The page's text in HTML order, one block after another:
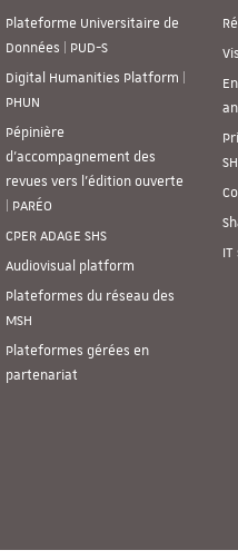
Plateforme Universitaire de
Données | PUD-S
Digital Humanities Platform |
PHUN
Pépinière
d’accompagnement des
revues vers l’édition ouverte
| PARÉO
CPER ADAGE SHS
Audiovisual platform
Plateformes du réseau des
MSH
Plateformes gérées en
partenariat